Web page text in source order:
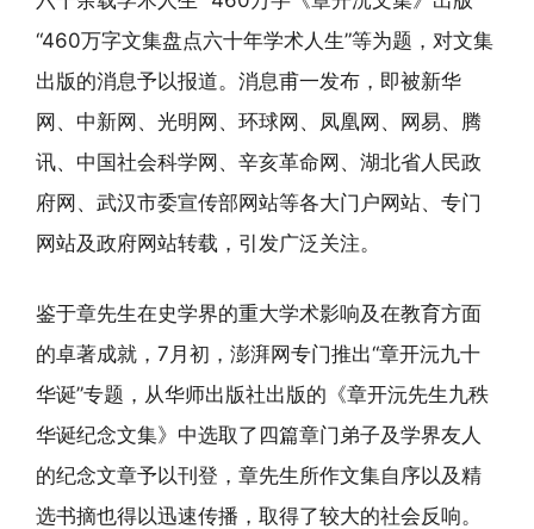
“460万字文集盘点六十年学术人生”等为题，对文集
出版的消息予以报道。消息甫一发布，即被新华
网、中新网、光明网、环球网、凤凰网、网易、腾
讯、中国社会科学网、辛亥革命网、湖北省人民政
府网、武汉市委宣传部网站等各大门户网站、专门
网站及政府网站转载，引发广泛关注。
鉴于章先生在史学界的重大学术影响及在教育方面
的卓著成就，7月初，澎湃网专门推出“章开沅九十
华诞”专题，从华师出版社出版的《章开沅先生九秩
华诞纪念文集》中选取了四篇章门弟子及学界友人
的纪念文章予以刊登，章先生所作文集自序以及精
选书摘也得以迅速传播，取得了较大的社会反响。